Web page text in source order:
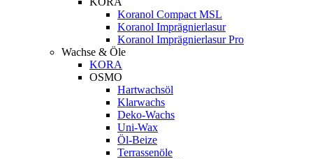
Koranol Compact MSL
Koranol Imprägnierlasur
Koranol Imprägnierlasur Pro
Wachse & Öle
KORA
OSMO
Hartwachsöl
Klarwachs
Deko-Wachs
Uni-Wax
Öl-Beize
Terrassenöle